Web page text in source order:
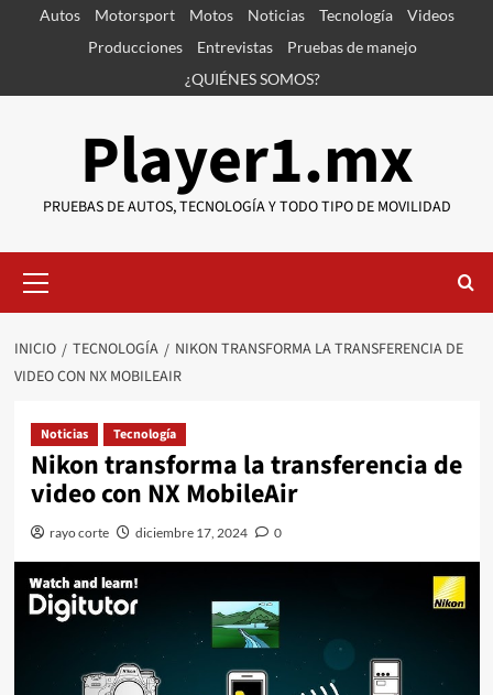
SaltarAutos Motorsport Motos Noticias Tecnología
Videos
Producciones
Entrevistas
Pruebas de manejo
¿QUIÉNES SOMOS?
Player1.mx
PRUEBAS DE AUTOS, TECNOLOGÍA Y TODO TIPO DE MOVILIDAD
primario
INICIO TECNOLOGÍA
NIKON TRANSFORMA LA TRANSFERENCIA DE
VIDEO CON NX MOBILEAIR
Noticias Tecnología
Nikon transforma la transferencia de
video con NX MobileAir
rayo corte diciembre 17, 2024 0